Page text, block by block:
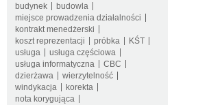
budynek
budowla
miejsce prowadzenia działalności
kontrakt menedżerski
koszt reprezentacji
próbka
KŚT
usługa
usługa częściowa
usługa informatyczna
CBC
dzierżawa
wierzytelność
windykacja
korekta
nota korygująca